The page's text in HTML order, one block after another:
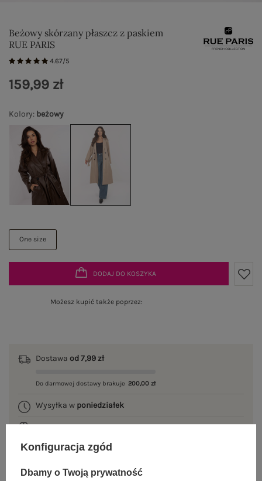
Beżowy skórzany płaszcz z paskiem
RUE PARIS
4.67/5
Kolory: beżowy
One size
159,99 zł
DODAJ DO KOSZYKA
Możesz kupić także poprzez:
Dostawa od 7,99 zł
Do darmowej dostawy brakuje 200,00 zł
Wysyłka w poniedziałek
Konfiguracja zgód
Dbamy o Twoją prywatność